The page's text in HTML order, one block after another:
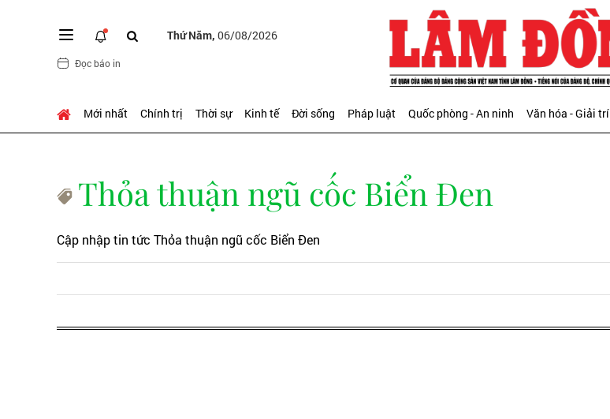
Thứ Năm, 06/08/2026
Đọc báo in
Mới nhất Chính trị Thời sự Kinh tế Đời sống Pháp luật Quốc phòng - An ninh Văn hóa - Giải trí
Thỏa thuận ngũ cốc Biển Đen
Cập nhập tin tức Thỏa thuận ngũ cốc Biển Đen